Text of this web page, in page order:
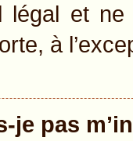
légal et
à
je pas